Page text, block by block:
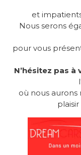
et
Nous serons
pour vous
N’hésitez pas
où nous aurons
plaisir